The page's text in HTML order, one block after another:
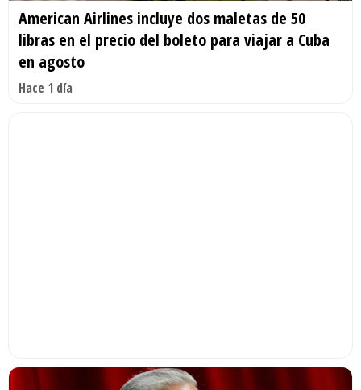
American Airlines incluye dos maletas de 50
libras en el precio del boleto para viajar a Cuba
en agosto
Hace 1 día